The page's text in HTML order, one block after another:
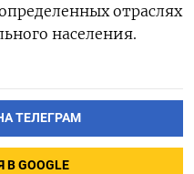
отраслях
населения.
ТЕЛЕГРАМ
GOOGLE